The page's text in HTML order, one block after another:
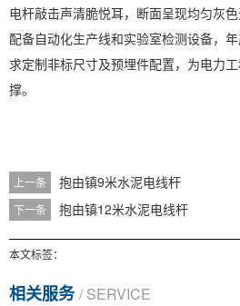
电杆敲击声清脆悦耳，断面呈现均匀灰
配备自动化生产线和实验室检测设备，
求定制非标尺寸及预埋件配置，为电力
撑。
上一条 抱由镇9米水泥电线杆
下一条 抱由镇12米水泥电线杆
本文标签：
相关服务/ SERVICE